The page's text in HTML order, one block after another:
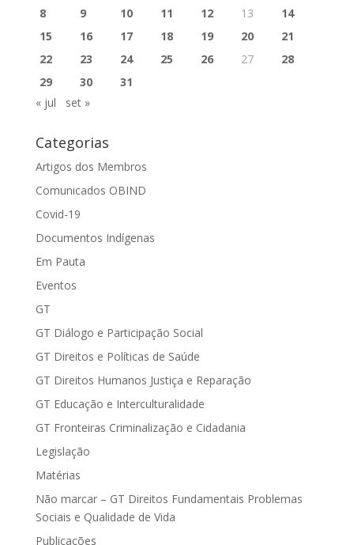
8
9 10 11 12 13
14
15
16 17 18 19 20
21
22
23 24 25 26 27
28
29
30
31
« jul
set »
Categorias
Artigos dos Membros
Comunicados OBIND
Covid-19
Documentos Indígenas
Em Pauta
Eventos
GT
GT Diálogo e Participação Social
GT Direitos e Políticas de Saúde
GT Direitos Humanos Justiça e Reparação
GT Educação e Interculturalidade
GT Fronteiras Criminalização e Cidadania
Legislação
Matérias
Não marcar – GT Direitos Fundamentais Problemas
Sociais e Qualidade de Vida
Publicações